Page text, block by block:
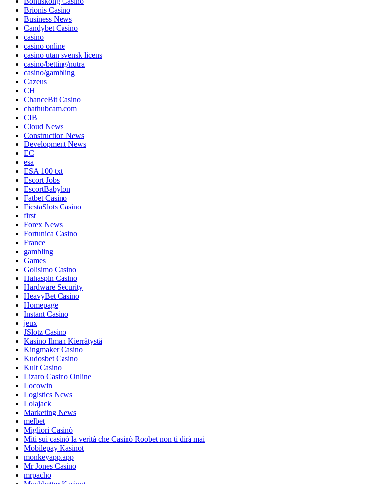
Brionis Casino
Business News
Candybet Casino
casino
casino online
casino utan svensk licens
casino/betting/nutra
casino/gambling
Cazeus
CH
ChanceBit Casino
chathubcam.com
CIB
Cloud News
Construction News
Development News
EC
esa
ESA 100 txt
Escort Jobs
EscortBabylon
Fatbet Casino
FiestaSlots Casino
first
Forex News
Fortunica Casino
France
gambling
Games
Golisimo Casino
Hahaspin Casino
Hardware Security
HeavyBet Casino
Homepage
Instant Casino
jeux
JSlotz Casino
Kasino Ilman Kierrätystä
Kingmaker Casino
Kudosbet Casino
Kult Casino
Lizaro Casino Online
Locowin
Logistics News
Lolajack
Marketing News
melbet
Migliori Casinò
Miti sui casinò la verità che Casinò Roobet non ti dirà mai
Mobilepay Kasinot
monkeyapp.app
Mr Jones Casino
mrpacho